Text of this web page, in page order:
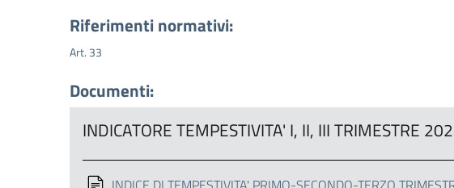
Riferimenti normativi:
Art. 33
Documenti:
INDICATORE TEMPESTIVITA' I, II, III TRIMESTRE